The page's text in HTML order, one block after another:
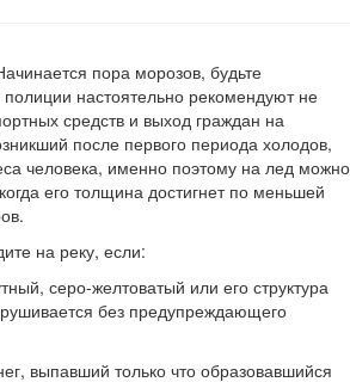
пора морозов, будьте
настоятельно рекомендуют не
средств и выход граждан на
после первого периода холодов,
человека, именно поэтому на лед можно
его толщина достигнет по меньшей
на реку, если:
серо-желтоватый или его структура
без предупреждающего
выпавший только что образовавшийся